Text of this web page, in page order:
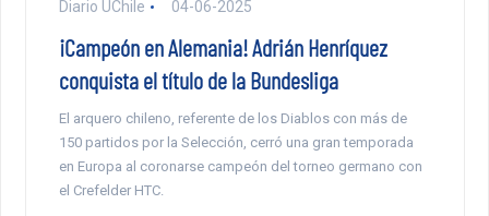
Diario UChile 04-06-2025
¡Campeón en Alemania! Adrián Henríquez
conquista el título de la Bundesliga
El arquero chileno, referente de los Diablos con más de
150 partidos por la Selección, cerró una gran temporada
en Europa al coronarse campeón del torneo germano con
el Crefelder HTC.